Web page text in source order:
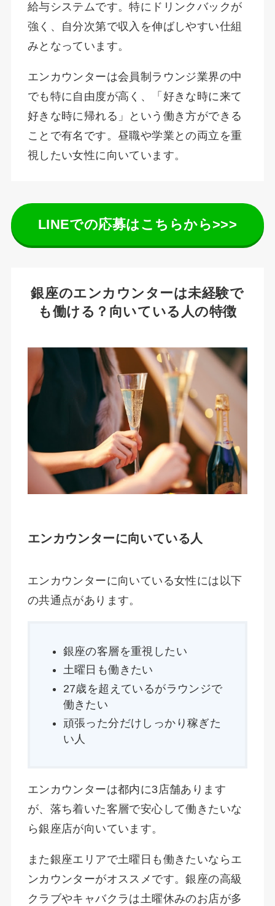
給与システムです。特にドリンクバックが
強く、自分次第で収入を伸ばしやすい仕組
みとなっています。
エンカウンターは会員制ラウンジ業界の中
でも特に自由度が高く、「好きな時に来て
好きな時に帰れる」という働き方ができる
ことで有名です。昼職や学業との両立を重
視したい女性に向いています。
LINEでの応募はこちらから>>>
銀座のエンカウンターは未経験で
も働ける？向いている人の特徴
エンカウンターに向いている人
エンカウンターに向いている女性には以下
の共通点があります。
銀座の客層を重視したい
土曜日も働きたい
27歳を超えているがラウンジで
働きたい
頑張った分だけしっかり稼ぎた
い人
エンカウンターは都内に3店舗あります
が、落ち着いた客層で安心して働きたいな
ら銀座店が向いています。
また銀座エリアで土曜日も働きたいならエ
ンカウンターがオススメです。銀座の高級
クラブやキャバクラは土曜休みのお店が多